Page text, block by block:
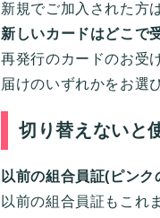
新規でご加入された方
新しいカードはどこで
再発行のカードのお受
届けのいずれかをお選
切り替えないと
以前の組合員証(ピン
以前の組合員証もこれ